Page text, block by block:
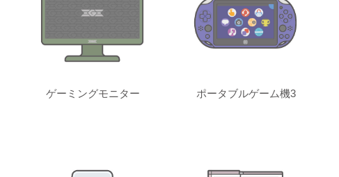
ゲーミングモニター ポータブルゲーム機3